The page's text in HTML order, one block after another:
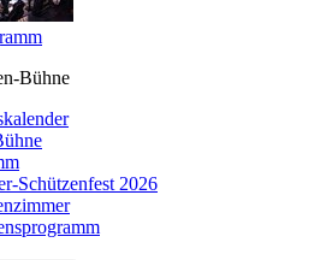
Bühne
Schützenfest 2026